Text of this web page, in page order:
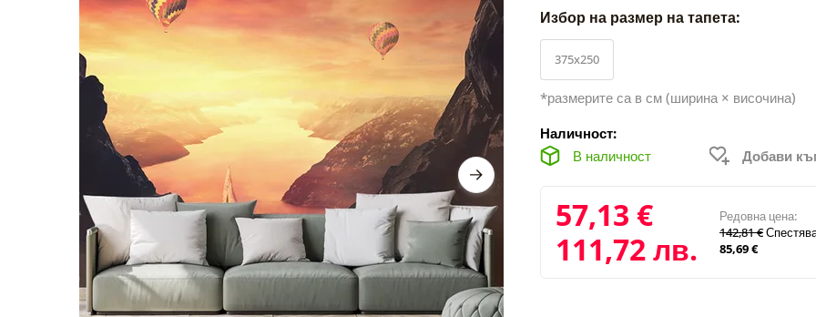
Избор на размер на тапета:
375x250
*размерите са в см (ширина × височина)
Наличност:
В наличност
Добави
57,13 €
111,72 лв.
Редовна цена:
142,81 €
85,69 €